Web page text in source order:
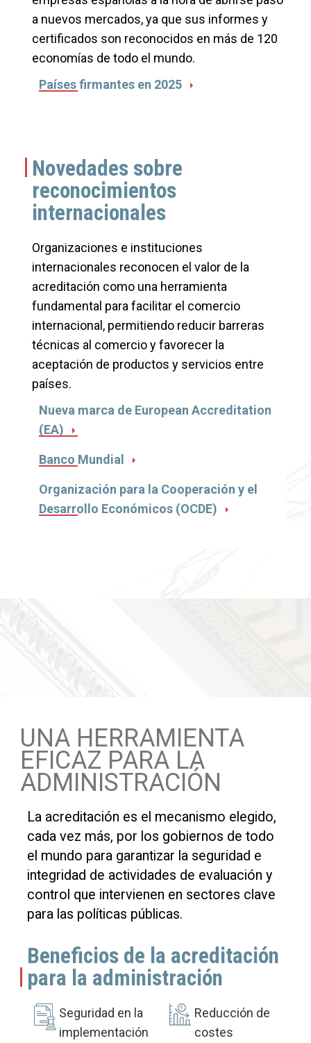
a nuevos mercados, ya que sus informes y
certificados son reconocidos en más de 120
economías de todo el mundo.
Países firmantes en 2025
Novedades sobre
reconocimientos
internacionales
Organizaciones e instituciones
internacionales reconocen el valor de la
acreditación como una herramienta
fundamental para facilitar el comercio
internacional, permitiendo reducir barreras
técnicas al comercio y favorecer la
aceptación de productos y servicios entre
países.
Nueva marca de European Accreditation
(EA)
Banco Mundial
Organización para la Cooperación y el
Desarrollo Económicos (OCDE)
UNA HERRAMIENTA
EFICAZ PARA LA
ADMINISTRACIÓN
La acreditación es el mecanismo elegido,
cada vez más, por los gobiernos de todo
el mundo para garantizar la seguridad e
integridad de actividades de evaluación y
control que intervienen en sectores clave
para las políticas públicas.
Beneficios de la acreditación
para la administración
Seguridad en la
implementación
Reducción de
costes